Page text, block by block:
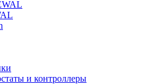
и контроллеры